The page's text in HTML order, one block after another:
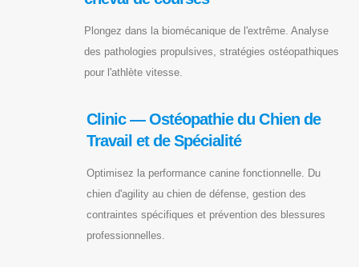
Plongez dans la biomécanique de l'extrême. Analyse
des pathologies propulsives, stratégies ostéopathiques
pour l'athlète vitesse.
Clinic — Ostéopathie du Chien de
Travail et de Spécialité
Optimisez la performance canine fonctionnelle. Du
chien d'agility au chien de défense, gestion des
contraintes spécifiques et prévention des blessures
professionnelles.